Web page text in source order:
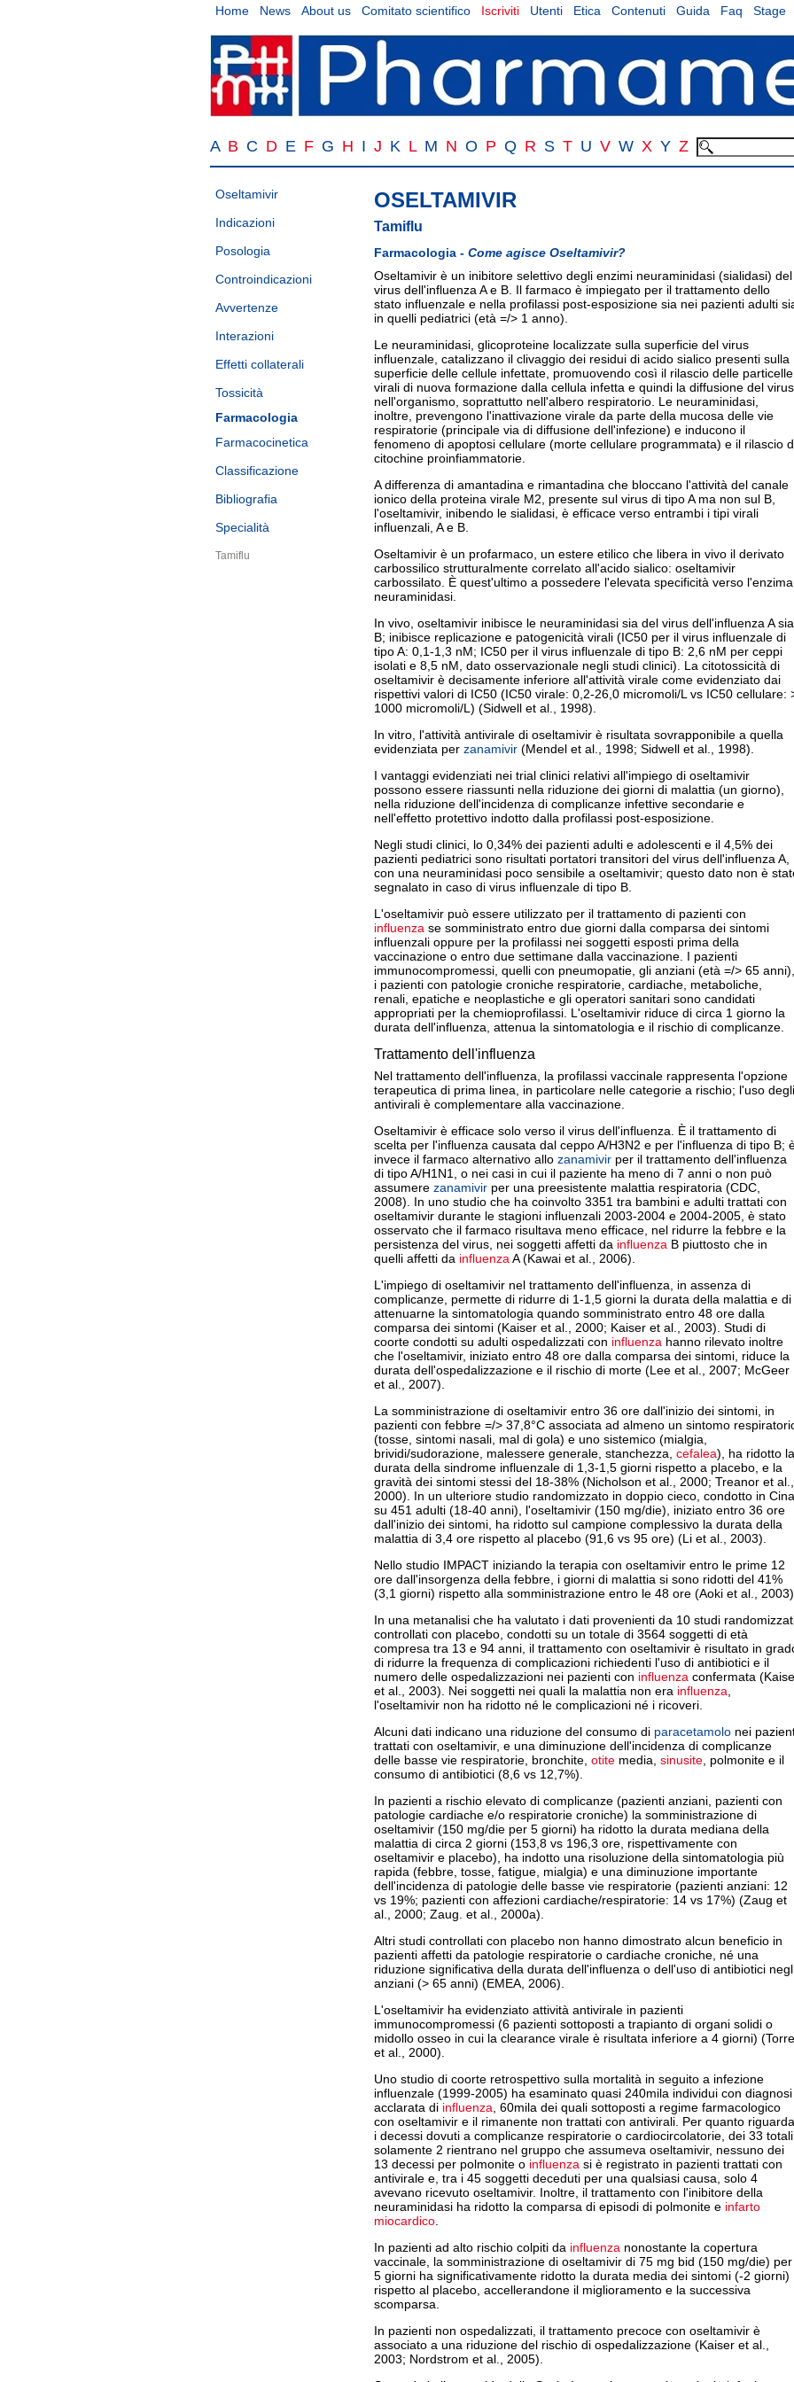
Home News About us Comitato scientifico Iscriviti Utenti Etica Contenuti Guida Faq Stage
A B C D E F G H I J K L M N O P Q R S T U V W X Y Z
Oseltamivir
Indicazioni
Posologia
Controindicazioni
Avvertenze
Interazioni
Effetti collaterali
Tossicità
Farmacologia
Farmacocinetica
Classificazione
Bibliografia
Specialità
Tamiflu
OSELTAMIVIR
Tamiflu
Farmacologia - Come agisce Oseltamivir?
Oseltamivir è un inibitore selettivo degli enzimi neuraminidasi (sialidasi) del
virus dell'influenza A e B. Il farmaco è impiegato per il trattamento dello
stato influenzale e nella profilassi post-esposizione sia nei pazienti adulti
in quelli pediatrici (età =/> 1 anno).
Le neuraminidasi, glicoproteine localizzate sulla superficie del virus
influenzale, catalizzano il clivaggio dei residui di acido sialico presenti sulla
superficie delle cellule infettate, promuovendo così il rilascio delle particelle
virali di nuova formazione dalla cellula infetta e quindi la diffusione del virus
nell'organismo, soprattutto nell'albero respiratorio. Le neuraminidasi,
inoltre, prevengono l'inattivazione virale da parte della mucosa delle vie
respiratorie (principale via di diffusione dell'infezione) e inducono il
fenomeno di apoptosi cellulare (morte cellulare programmata) e il rilascio
citochine proinfiammatorie.
A differenza di amantadina e rimantadina che bloccano l'attività del canale
ionico della proteina virale M2, presente sul virus di tipo A ma non sul B,
l'oseltamivir, inibendo le sialidasi, è efficace verso entrambi i tipi virali
influenzali, A e B.
Oseltamivir è un profarmaco, un estere etilico che libera in vivo il derivato
carbossilico strutturalmente correlato all'acido sialico: oseltamivir
carbossilato. È quest'ultimo a possedere l'elevata specificità verso l'enzima
neuraminidasi.
In vivo, oseltamivir inibisce le neuraminidasi sia del virus dell'influenza A sia
B; inibisce replicazione e patogenicità virali (IC50 per il virus influenzale di
tipo A: 0,1-1,3 nM; IC50 per il virus influenzale di tipo B: 2,6 nM per ceppi
isolati e 8,5 nM, dato osservazionale negli studi clinici). La citotossicità di
oseltamivir è decisamente inferiore all'attività virale come evidenziato dai
rispettivi valori di IC50 (IC50 virale: 0,2-26,0 micromoli/L vs IC50 cellulare:
1000 micromoli/L) (Sidwell et al., 1998).
In vitro, l'attività antivirale di oseltamivir è risultata sovrapponibile a quella
evidenziata per zanamivir (Mendel et al., 1998; Sidwell et al., 1998).
I vantaggi evidenziati nei trial clinici relativi all'impiego di oseltamivir
possono essere riassunti nella riduzione dei giorni di malattia (un giorno),
nella riduzione dell'incidenza di complicanze infettive secondarie e
nell'effetto protettivo indotto dalla profilassi post-esposizione.
Negli studi clinici, lo 0,34% dei pazienti adulti e adolescenti e il 4,5% dei
pazienti pediatrici sono risultati portatori transitori del virus dell'influenza A,
con una neuraminidasi poco sensibile a oseltamivir; questo dato non è
segnalato in caso di virus influenzale di tipo B.
L'oseltamivir può essere utilizzato per il trattamento di pazienti con
influenza se somministrato entro due giorni dalla comparsa dei sintomi
influenzali oppure per la profilassi nei soggetti esposti prima della
vaccinazione o entro due settimane dalla vaccinazione. I pazienti
immunocompromessi, quelli con pneumopatie, gli anziani (età =/> 65 anni),
i pazienti con patologie croniche respiratorie, cardiache, metaboliche,
renali, epatiche e neoplastiche e gli operatori sanitari sono candidati
appropriati per la chemioprofilassi. L'oseltamivir riduce di circa 1 giorno la
durata dell'influenza, attenua la sintomatologia e il rischio di complicanze.
Trattamento dell'influenza
Nel trattamento dell'influenza, la profilassi vaccinale rappresenta l'opzione
terapeutica di prima linea, in particolare nelle categorie a rischio; l'uso degli
antivirali è complementare alla vaccinazione.
Oseltamivir è efficace solo verso il virus dell'influenza. È il trattamento di
scelta per l'influenza causata dal ceppo A/H3N2 e per l'influenza di tipo B;
invece il farmaco alternativo allo zanamivir per il trattamento dell'influenza
di tipo A/H1N1, o nei casi in cui il paziente ha meno di 7 anni o non può
assumere zanamivir per una preesistente malattia respiratoria (CDC,
2008). In uno studio che ha coinvolto 3351 tra bambini e adulti trattati con
oseltamivir durante le stagioni influenzali 2003-2004 e 2004-2005, è stato
osservato che il farmaco risultava meno efficace, nel ridurre la febbre e la
persistenza del virus, nei soggetti affetti da influenza B piuttosto che in
quelli affetti da influenza A (Kawai et al., 2006).
L'impiego di oseltamivir nel trattamento dell'influenza, in assenza di
complicanze, permette di ridurre di 1-1,5 giorni la durata della malattia e di
attenuarne la sintomatologia quando somministrato entro 48 ore dalla
comparsa dei sintomi (Kaiser et al., 2000; Kaiser et al., 2003). Studi di
coorte condotti su adulti ospedalizzati con influenza hanno rilevato inoltre
che l'oseltamivir, iniziato entro 48 ore dalla comparsa dei sintomi, riduce la
durata dell'ospedalizzazione e il rischio di morte (Lee et al., 2007; McGeer
et al., 2007).
La somministrazione di oseltamivir entro 36 ore dall'inizio dei sintomi, in
pazienti con febbre =/> 37,8°C associata ad almeno un sintomo
(tosse, sintomi nasali, mal di gola) e uno sistemico (mialgia,
brividi/sudorazione, malessere generale, stanchezza, cefalea), ha ridotto la
durata della sindrome influenzale di 1,3-1,5 giorni rispetto a placebo, e la
gravità dei sintomi stessi del 18-38% (Nicholson et al., 2000; Treanor et al.,
2000). In un ulteriore studio randomizzato in doppio cieco, condotto in Cina
su 451 adulti (18-40 anni), l'oseltamivir (150 mg/die), iniziato entro 36 ore
dall'inizio dei sintomi, ha ridotto sul campione complessivo la durata della
malattia di 3,4 ore rispetto al placebo (91,6 vs 95 ore) (Li et al., 2003).
Nello studio IMPACT iniziando la terapia con oseltamivir entro le prime 12
ore dall'insorgenza della febbre, i giorni di malattia si sono ridotti del 41%
(3,1 giorni) rispetto alla somministrazione entro le 48 ore (Aoki et al., 2003).
In una metanalisi che ha valutato i dati provenienti da 10 studi
controllati con placebo, condotti su un totale di 3564 soggetti di età
compresa tra 13 e 94 anni, il trattamento con oseltamivir è risultato in
di ridurre la frequenza di complicazioni richiedenti l'uso di antibiotici e il
numero delle ospedalizzazioni nei pazienti con influenza confermata
et al., 2003). Nei soggetti nei quali la malattia non era influenza
l'oseltamivir non ha ridotto né le complicazioni né i ricoveri.
Alcuni dati indicano una riduzione del consumo di paracetamolo nei
trattati con oseltamivir, e una diminuzione dell'incidenza di complicanze
delle basse vie respiratorie, bronchite, otite media, sinusite , polmonite e il
consumo di antibiotici (8,6 vs 12,7%).
In pazienti a rischio elevato di complicanze (pazienti anziani, pazienti con
patologie cardiache e/o respiratorie croniche) la somministrazione di
oseltamivir (150 mg/die per 5 giorni) ha ridotto la durata mediana della
malattia di circa 2 giorni (153,8 vs 196,3 ore, rispettivamente con
oseltamivir e placebo), ha indotto una risoluzione della sintomatologia più
rapida (febbre, tosse, fatigue, mialgia) e una diminuzione importante
dell'incidenza di patologie delle basse vie respiratorie (pazienti anziani: 12
vs 19%; pazienti con affezioni cardiache/respiratorie: 14 vs 17%) (Zaug et
al., 2000; Zaug. et al., 2000a).
Altri studi controllati con placebo non hanno dimostrato alcun beneficio in
pazienti affetti da patologie respiratorie o cardiache croniche, né una
riduzione significativa della durata dell'influenza o dell'uso di antibiotici
anziani (> 65 anni) (EMEA, 2006).
L'oseltamivir ha evidenziato attività antivirale in pazienti
immunocompromessi (6 pazienti sottoposti a trapianto di organi solidi o
midollo osseo in cui la clearance virale è risultata inferiore a 4 giorni) (Torre
et al., 2000).
Uno studio di coorte retrospettivo sulla mortalità in seguito a infezione
influenzale (1999-2005) ha esaminato quasi 240mila individui con diagnosi
acclarata di influenza , 60mila dei quali sottoposti a regime farmacologico
con oseltamivir e il rimanente non trattati con antivirali. Per quanto riguarda
i decessi dovuti a complicanze respiratorie o cardiocircolatorie, dei 33 totali
solamente 2 rientrano nel gruppo che assumeva oseltamivir, nessuno dei
13 decessi per polmonite o influenza si è registrato in pazienti trattati con
antivirale e, tra i 45 soggetti deceduti per una qualsiasi causa, solo 4
avevano ricevuto oseltamivir. Inoltre, il trattamento con l'inibitore della
neuraminidasi ha ridotto la comparsa di episodi di polmonite e infarto
miocardico
In pazienti ad alto rischio colpiti da influenza nonostante la copertura
vaccinale, la somministrazione di oseltamivir di 75 mg bid (150 mg/die) per
5 giorni ha significativamente ridotto la durata media dei sintomi (-2 giorni)
rispetto al placebo, accellerandone il miglioramento e la successiva
scomparsa.
In pazienti non ospedalizzati, il trattamento precoce con oseltamivir è
associato a una riduzione del rischio di ospedalizzazione (Kaiser et al.,
2003; Nordstrom et al., 2005).